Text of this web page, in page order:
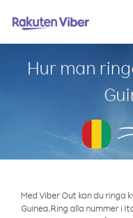
Hur man
Med Viber Out kan du
Guinea.Ring alla nummer i